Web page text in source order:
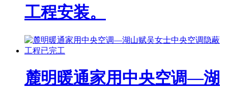
工程安装。
麓明暖通家用中央空调—湖